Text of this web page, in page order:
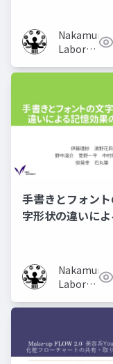
Nakamura
Laboratory
University)
手書きとフォン
字形状の違いに
Nakamura
Laboratory
University)